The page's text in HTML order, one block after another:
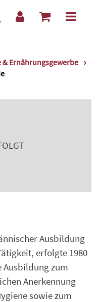
Ernährungsgewerbe
Ausbildung
erfolgte 1980
Ausbildung zum
Anerkennung
sowie zum